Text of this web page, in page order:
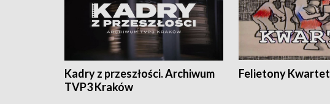
Kadry z przeszłości. Archiwum
TVP3 Kraków
Felietony Kwartet